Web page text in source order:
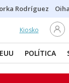
Rodríguez
Kiosko
POLÍTICA